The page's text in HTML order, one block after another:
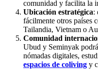
comunidad y facilita la
Ubicación estratégica:
fácilmente otros países
Tailandia, Vietnam o
Comunidad
Ubud y Seminyak
nómadas digitales,
espacios de coliving y